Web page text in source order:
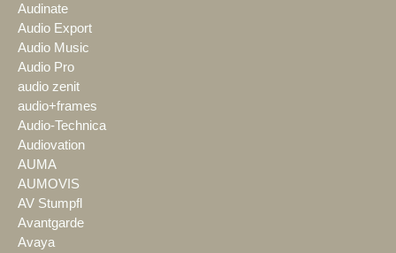
Audinate
Audio Export
Audio Music
Audio Pro
audio zenit
audio+frames
Audio-Technica
Audiovation
AUMA
AUMOVIS
AV Stumpfl
Avantgarde
Avaya